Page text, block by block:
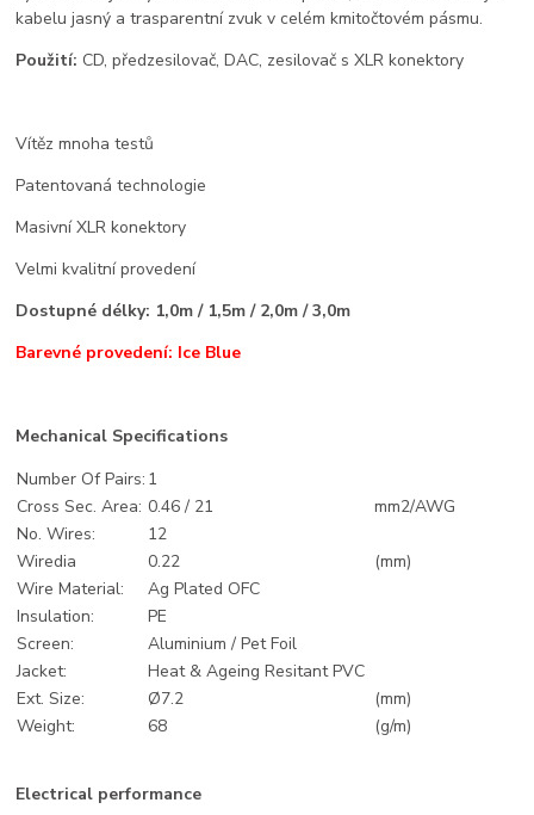
kabelu jasný a trasparentní zvuk v celém kmitočtovém pásmu.
Použití: CD, předzesilovač, DAC, zesilovač s XLR konektory
Vítěz mnoha testů
Patentovaná technologie
Masivní XLR konektory
Velmi kvalitní provedení
Dostupné délky: 1,0m / 1,5m / 2,0m / 3,0m
Barevné provedení: Ice Blue
Mechanical Specifications
Number Of Pairs: 1
Cross Sec. Area: 0.46 / 21
mm2/AWG
No. Wires:
12
Wiredia
0.22
(mm)
Wire Material:
Ag Plated OFC
Insulation:
PE
Screen:
Aluminium / Pet Foil
Jacket:
Heat & Ageing Resitant PVC
Ext. Size:
Ø7.2
(mm)
Weight:
68 (g/m)
Electrical performance